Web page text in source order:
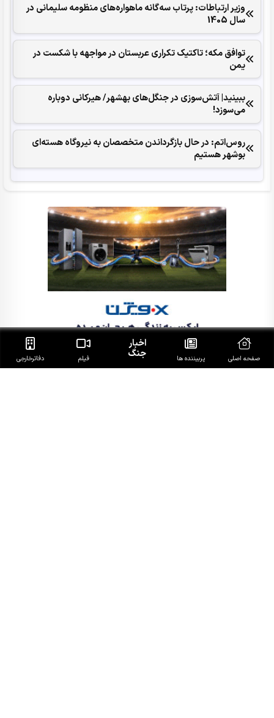
وزیر ارتباطات: پرتاب سه‌گانه ماهواره‌های منظومه سلیمانی در
سال 1405
توافق مکه؛ تاکتیک تکراری عربستان در مواجهه با شکست در
یمن
ببینید| آتش‌سوزی در جنگل‌های بهشهر/ هیرکانی دوباره
می‌سوزد!
روس‌اتم: در حال بازگرداندن متخصصان به نیروگاه هسته‌ای
بوشهر هستیم
صفحه اصلی پربیننده ها
اخبار
جنگ فیلم دفاتر‌خارجی